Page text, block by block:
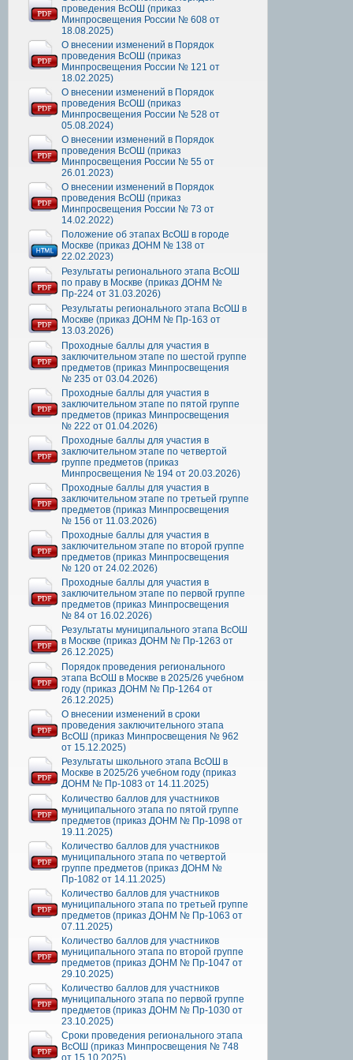
проведения ВсОШ (приказ
Минпросвещения России № 608 от
18.08.2025)
О внесении изменений в Порядок
проведения ВсОШ (приказ
Минпросвещения России № 121 от
18.02.2025)
О внесении изменений в Порядок
проведения ВсОШ (приказ
Минпросвещения России № 528 от
05.08.2024)
О внесении изменений в Порядок
проведения ВсОШ (приказ
Минпросвещения России № 55 от
26.01.2023)
О внесении изменений в Порядок
проведения ВсОШ (приказ
Минпросвещения России № 73 от
14.02.2022)
Положение об этапах ВсОШ в городе
Москве (приказ ДОНМ № 138 от
22.02.2023)
Результаты регионального этапа ВсОШ
по праву в Москве (приказ ДОНМ №
Пр-224 от 31.03.2026)
Результаты регионального этапа ВсОШ в
Москве (приказ ДОНМ № Пр-163 от
13.03.2026)
Проходные баллы для участия в
заключительном этапе по шестой группе
предметов (приказ Минпросвещения
№ 235 от 03.04.2026)
Проходные баллы для участия в
заключительном этапе по пятой группе
предметов (приказ Минпросвещения
№ 222 от 01.04.2026)
Проходные баллы для участия в
заключительном этапе по четвертой
группе предметов (приказ
Минпросвещения № 194 от 20.03.2026)
Проходные баллы для участия в
заключительном этапе по третьей группе
предметов (приказ Минпросвещения
№ 156 от 11.03.2026)
Проходные баллы для участия в
заключительном этапе по второй группе
предметов (приказ Минпросвещения
№ 120 от 24.02.2026)
Проходные баллы для участия в
заключительном этапе по первой группе
предметов (приказ Минпросвещения
№ 84 от 16.02.2026)
Результаты муниципального этапа ВсОШ
в Москве (приказ ДОНМ № Пр-1263 от
26.12.2025)
Порядок проведения регионального
этапа ВсОШ в Москве в 2025/26 учебном
году (приказ ДОНМ № Пр-1264 от
26.12.2025)
О внесении изменений в сроки
проведения заключительного этапа
ВсОШ (приказ Минпросвещения № 962
от 15.12.2025)
Результаты школьного этапа ВсОШ в
Москве в 2025/26 учебном году (приказ
ДОНМ № Пр-1083 от 14.11.2025)
Количество баллов для участников
муниципального этапа по пятой группе
предметов (приказ ДОНМ № Пр-1098 от
19.11.2025)
Количество баллов для участников
муниципального этапа по четвертой
группе предметов (приказ ДОНМ №
Пр-1082 от 14.11.2025)
Количество баллов для участников
муниципального этапа по третьей группе
предметов (приказ ДОНМ № Пр-1063 от
07.11.2025)
Количество баллов для участников
муниципального этапа по второй группе
предметов (приказ ДОНМ № Пр-1047 от
29.10.2025)
Количество баллов для участников
муниципального этапа по первой группе
предметов (приказ ДОНМ № Пр-1030 от
23.10.2025)
Сроки проведения регионального этапа
ВсОШ (приказ Минпросвещения № 748
от 15.10.2025)